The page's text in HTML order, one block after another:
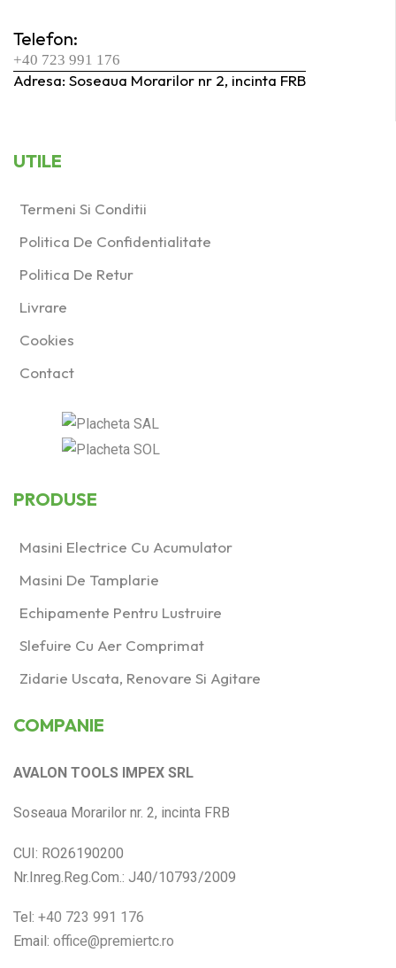
Telefon:
+40 723 991 176
Adresa: Soseaua Morarilor nr 2, incinta FRB
UTILE
Termeni Si Conditii
Politica De Confidentialitate
Politica De Retur
Livrare
Cookies
Contact
PRODUSE
Masini Electrice Cu Acumulator
Masini De Tamplarie
Echipamente Pentru Lustruire
Slefuire Cu Aer Comprimat
Zidarie Uscata, Renovare Si Agitare
COMPANIE
AVALON TOOLS IMPEX SRL
Soseaua Morarilor nr. 2, incinta FRB
CUI: RO26190200
Nr.Inreg.Reg.Com.: J40/10793/2009
Tel: +40 723 991 176
Email: office@premiertc.ro